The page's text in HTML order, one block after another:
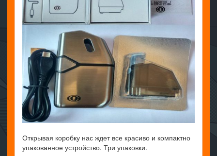
Открывая коробку нас ждет все красиво и компактно
упакованное устройство. Три упаковки.